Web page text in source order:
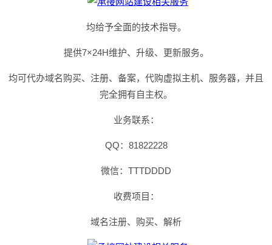
均给予全面的技术指导。
提供7×24H维护、升级、更新服务。
均可代办域名购买、注册、备案，代购虚拟主机、服务器，并且
完全拥有自主权。
业务联系：
QQ：81822228
微信：TTTDDDD
收费项目：
域名注册、购买、解析